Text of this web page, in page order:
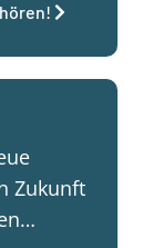
Zukunft